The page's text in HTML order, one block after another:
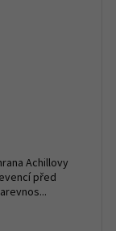
Achillovy
před